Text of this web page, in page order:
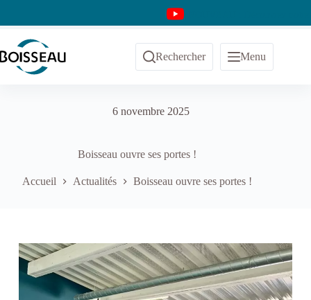
Rechercher Menu
6 novembre 2025
Boisseau ouvre ses portes !
Accueil Actualités Boisseau ouvre ses portes !